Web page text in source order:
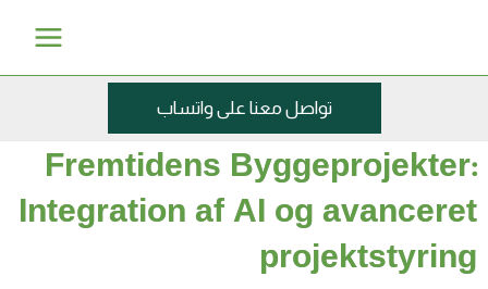
تواصل معنا على واتساب
Fremtidens Byggeprojekter:
Integration af AI og avanceret
projektstyring